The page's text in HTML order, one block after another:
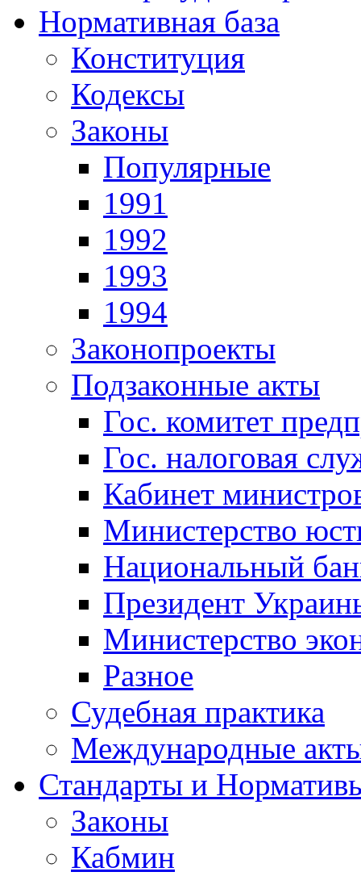
Нормативная база
Конституция
Кодексы
Законы
Популярные
1991
1992
1993
1994
Законопроекты
Подзаконные акты
Гос. комитет
Гос. налоговая
Кабинет
Министерство
Национальный
Президент
Министерство
Разное
Судебная практика
Международные
Стандарты и
Законы
Кабмин